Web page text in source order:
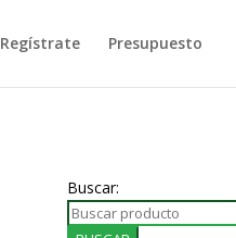
Regístrate Presupuesto
Buscar: